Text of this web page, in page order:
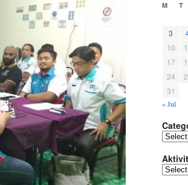
M T
3
10
17
24
31
« Jul
Aktiviti